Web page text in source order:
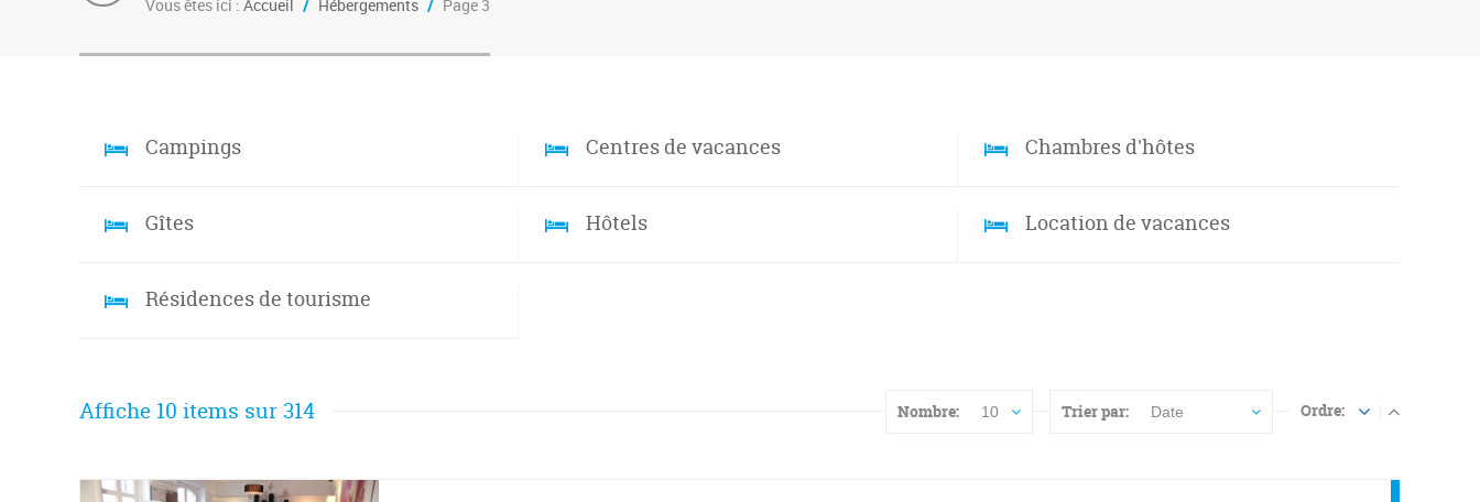
Vous êtes ici : Accueil / Hébergements / Page 3
Campings Centres de vacances Chambres d'hôtes
Gîtes Hôtels Location de vacances
Résidences de tourisme
Affiche 10 items sur 314 Nombre: 10 Trier par: Date Ordre: